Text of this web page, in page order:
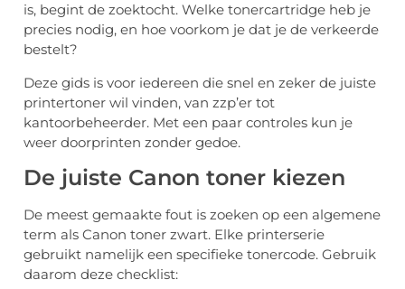
is, begint de zoektocht. Welke tonercartridge heb je
precies nodig, en hoe voorkom je dat je de verkeerde
bestelt?
Deze gids is voor iedereen die snel en zeker de juiste
printertoner wil vinden, van zzp’er tot
kantoorbeheerder. Met een paar controles kun je
weer doorprinten zonder gedoe.
De juiste Canon toner kiezen
De meest gemaakte fout is zoeken op een algemene
term als Canon toner zwart. Elke printerserie
gebruikt namelijk een specifieke tonercode. Gebruik
daarom deze checklist: